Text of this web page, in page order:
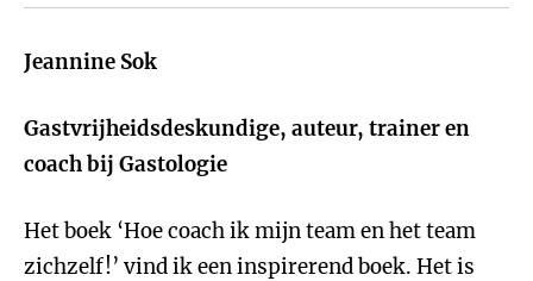
Jeannine Sok
Gastvrijheidsdeskundige, auteur, trainer en
coach bij Gastologie
Het boek ‘Hoe coach ik mijn team en het team
zichzelf!’ vind ik een inspirerend boek. Het is